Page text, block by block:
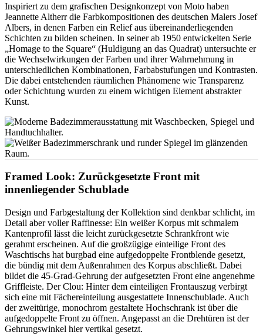
Inspiriert zu dem grafischen Designkonzept von Moto haben
Jeannette Altherr die Farbkompositionen des deutschen Malers Josef
Albers, in denen Farben ein Relief aus übereinanderliegenden
Schichten zu bilden scheinen. In seiner ab 1950 entwickelten Serie
„Homage to the Square“ (Huldigung an das Quadrat) untersuchte er
die Wechselwirkungen der Farben und ihrer Wahrnehmung in
unterschiedlichen Kombinationen, Farbabstufungen und Kontrasten.
Die dabei entstehenden räumlichen Phänomene wie Transparenz
oder Schichtung wurden zu einem wichtigen Element abstrakter
Kunst.
Framed Look: Zurückgesetzte Front mit
innenliegender Schublade
Design und Farbgestaltung der Kollektion sind denkbar schlicht, im
Detail aber voller Raffinesse: Ein weißer Korpus mit schmalem
Kantenprofil lässt die leicht zurückgesetzte Schrankfront wie
gerahmt erscheinen. Auf die großzügige einteilige Front des
Waschtischs hat burgbad eine aufgedoppelte Frontblende gesetzt,
die bündig mit dem Außenrahmen des Korpus abschließt. Dabei
bildet die 45-Grad-Gehrung der aufgesetzten Front eine angenehme
Griffleiste. Der Clou: Hinter dem einteiligen Frontauszug verbirgt
sich eine mit Fächereinteilung ausgestattete Innenschublade. Auch
der zweitürige, monochrom gestaltete Hochschrank ist über die
aufgedoppelte Front zu öffnen. Angepasst an die Drehtüren ist der
Gehrungswinkel hier vertikal gesetzt.